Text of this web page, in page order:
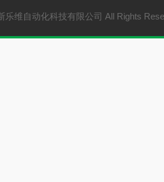
乐维自动化科技有限公司 All Rights